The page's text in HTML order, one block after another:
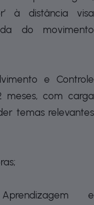
à distância visa
do movimento
e Controle
meses, com carga
temas relevantes
e